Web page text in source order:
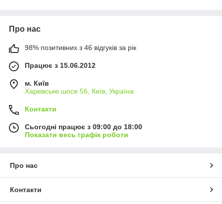
Про нас
98% позитивних з 46 відгуків за рік
Працює з 15.06.2012
м. Київ
Харківське шосе 56, Київ, Україна
Контакти
Сьогодні працює з 09:00 до 18:00
Показати весь графік роботи
Про нас
Контакти